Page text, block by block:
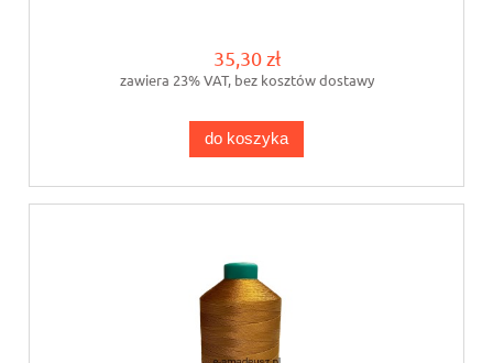
35,30 zł
zawiera 23% VAT, bez kosztów dostawy
do koszyka